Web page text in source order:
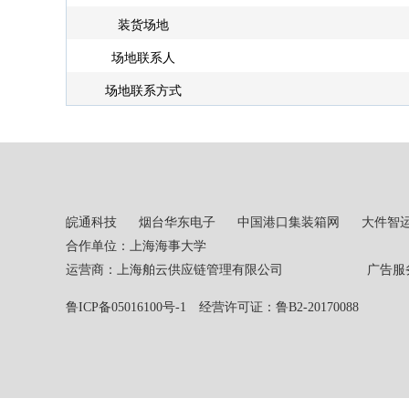
装货场地
场地联系人
场地联系方式
皖通科技 烟台华东电子 中国港口集装箱网
大件智
合作单位：上海海事大学
运营商：上海舶云供应链管理有限公司 广告服务热
鲁ICP备05016100号-1 经营许可证：鲁B2-20170088